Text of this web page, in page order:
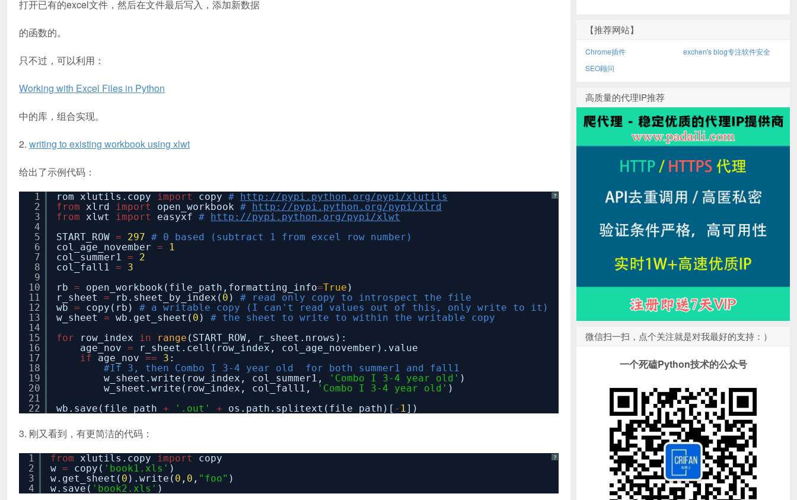
打开已有的excel文件，然后在文件最后写入，添加新数据
的函数的。
只不过，可以利用：
Working with Excel Files in Python
中的库，组合实现。
2. writing to existing workbook using xlwt
给出了示例代码：
?
1
2
3
4
5
6
7
8
9
10
11
12
13
14
15
16
17
18
19
20
21
22
rom xlutils.copy import copy # http://pypi.python.org/pypi/xlutils
from
xlrd import open_workbook # http://pypi.python.org/pypi/xlrd
from
xlwt import easyxf # http://pypi.python.org/pypi/xlwt
START_ROW = 297 # 0 based (subtract 1 from excel row number)
col_age_november =
1
col_summer1 =
2
col_fall1 =
3
rb = open_workbook(file_path,formatting_info=True )
r_sheet = rb.sheet_by_index( 0 ) # read only copy to introspect the file
wb = copy(rb) # a writable copy (I can't read values out of this, only write to it)
w_sheet = wb.get_sheet( 0 ) # the sheet to write to within the writable copy
for
row_index in range (START_ROW, r_sheet.nrows):
age_nov =
r_sheet.cell(row_index, col_age_november).value
if
age_nov == 3 :
#If 3, then Combo I 3-4 year old for both summer1 and fall1
w_sheet.write(row_index, col_summer1,
'Combo I 3-4 year old' )
w_sheet.write(row_index, col_fall1,
'Combo I 3-4 year old' )
wb.save(file_path + '.out' + os.path.splitext(file_path)[ - 1])
3. 刚又看到，有更简洁的代码：
?
1
2
3
4
from xlutils.copy import
copy
w = copy( 'book1.xls' )
w.get_sheet( 0 ).write( 0 , 0 , "foo" )
w.save( 'book2.xls' )
【推荐网站】
Chrome插件
exchen's blog专注软件安全
SEO顾问
高质量的代理IP推荐
微信扫一扫，点个关注就是对我最好的支持：）
一个死磕Python技术的公众号